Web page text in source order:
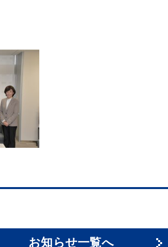
お知らせ一覧へ